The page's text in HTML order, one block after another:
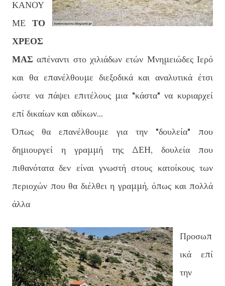
ΚΑΝΟΥ
ΜΕ ΤΟ
ΧΡΕΟΣ
ΜΑΣ απέναντι στο χιλιάδων ετών Μνημειώδες Ιερό
και θα επανέλθουμε διεξοδικά και αναλυτικά έτσι
ώστε να πάψει επιτέλους μια "κάστα" να κυριαρχεί
επί δικαίων και αδίκων...
Όπως θα επανέλθουμε για την "δουλεία" που
δημιουργεί η γραμμή της ΔΕΗ, δουλεία που
πιθανότατα δεν είναι γνωστή στους κατοίκους των
περιοχών που θα διέλθει η γραμμή, όπως και πολλά
άλλα
Προσωπ
ικά επί
την